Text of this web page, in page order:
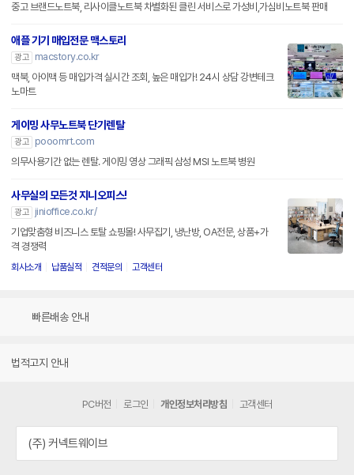
중고 브랜드노트북, 리사이클노트북 차별화된 클린 서비스로 가성비,가심비노트북 판매
애플 기기 매입전문 맥스토리
광고
macstory.co.kr
맥북, 아이맥 등 매입가격 실시간 조회, 높은 매입가! 24시 상담 강변테크
노마트
게이밍 사무노트북 단기렌탈
광고
pooomrt.com
의무사용기간 없는 렌탈. 게이밍 영상 그래픽 삼성 MSI 노트북 병원
사무실의 모든것 지니오피스!
광고
jinioffice.co.kr/
기업맞춤형 비즈니스 토탈 쇼핑몰! 사무집기, 냉난방, OA전문, 상품+가
격 경쟁력
회사소개 납품실적 견적문의 고객센터
빠른배송 안내
법적고지 안내
PC버전 로그인 개인정보처리방침 고객센터
(주) 커넥트웨이브